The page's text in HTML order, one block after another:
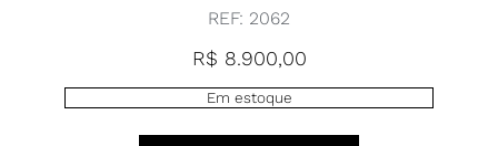
REF: 2062
R$ 8.900,00
Em estoque